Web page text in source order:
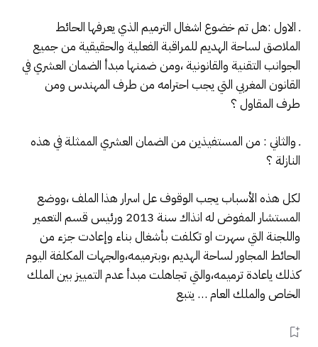
ـ الاول :هل تم خضوع اشغال الترميم الذي يعرفها الحائط
الملاصق لساحة الهديم للمراقبة الفعلية والحقيقية من جميع
الجوانب التقنية والقانونية ،ومن ضمنها مبدأ الضمان العشري في
القانون المغربي التي يجب احترامه من طرف المهندس ومن
طرف المقاول ؟
ـ والثاني : من المستفيذين من الضمان العشري الممثلة في هذه
النازلة ؟
لكل هذه الأسباب يجب الوقوف عل اسرار هذا الملف ،ووضع
المستشار المفوض له انذاك سنة 2013 ورئيس قسم التعمير
واللجنة التي سهرت او تكلفت بأشغال بناء وإعادت جزء من
الحائط المجاور لساحة الهديم ،وبترميمه،والجهات المكلفة اليوم
كذلك ياعادة ترميمه،والتي تجاهلت مبدأ عدم التمييز بين الملك
الخاص والملك العام … يتبع